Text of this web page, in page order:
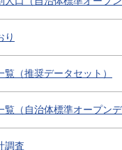
り
（推奨データセット）
覧（自治体標準オープンデ
調査